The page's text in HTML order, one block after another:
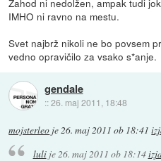
Zahod ni nedolžen, ampak tudi
IMHO ni ravno na mestu.
Svet najbrž nikoli ne bo povsem
vedno opravičilo za vsako s*anje.
gendale
::26. maj 2011, 18:48
mojsterleo je26. maj 2011 ob 18:41
lulije 26. maj 2011 ob 18:14